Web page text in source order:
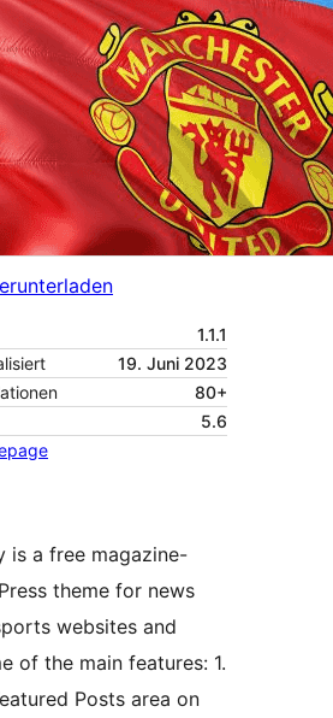
1.1.1
19. Juni 2023
80+
5.6
is a free magazine-
theme for news
websites and
of the main features: 1.
Posts area on